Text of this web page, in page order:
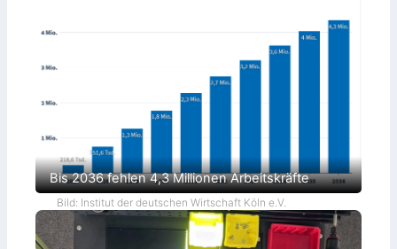
Bis 2036 fehlen 4,3 Millionen Arbeitskräfte
Bild: Institut der deutschen Wirtschaft Köln e.V.